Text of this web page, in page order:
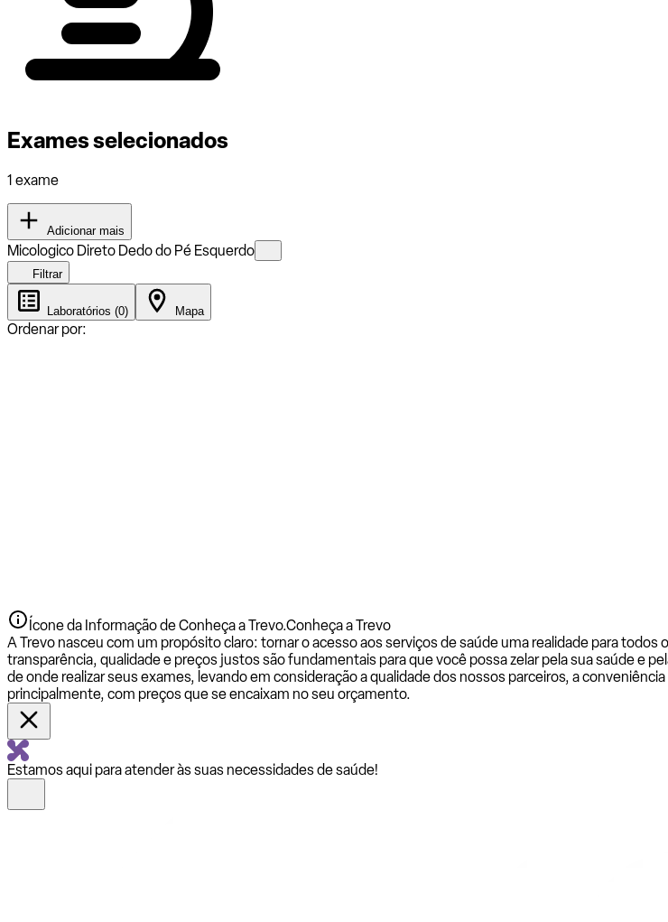
Exames selecionados
1 exame
Adicionar mais
Micologico Direto Dedo do Pé Esquerdo
Filtrar
Laboratórios (0) Mapa
Ordenar por:
Ícone da Informação de Conheça a Trevo.Conheça a Trevo
A Trevo nasceu com um propósito claro: tornar o acesso aos serviços de saúde uma realidade para
transparência, qualidade e preços justos são fundamentais para que você possa zelar pela sua saúde e
de onde realizar seus exames, levando em consideração a qualidade dos nossos parceiros, a
principalmente, com preços que se encaixam no seu orçamento.
Estamos aqui para atender às suas necessidades de saúde!